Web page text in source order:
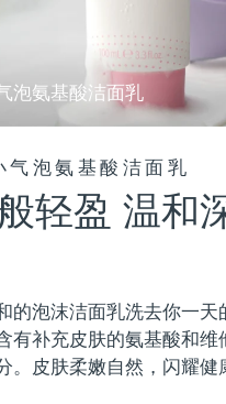
泡氨基酸洁面乳
气泡氨基酸洁面乳
轻盈 温和
的泡沫洁面乳洗去你一天
有补充皮肤的氨基酸和维
。皮肤柔嫩自然，闪耀健